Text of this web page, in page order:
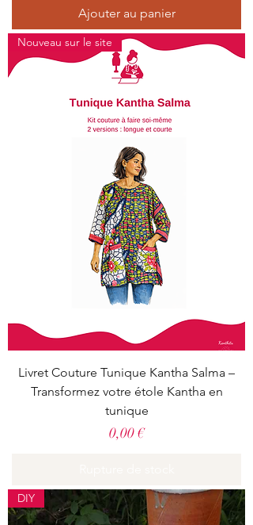
Ajouter au panier
Nouveau sur le site
Livret Couture Tunique Kantha Salma –
Transformez votre étole Kantha en
tunique
Prix
0,00 €
DIY